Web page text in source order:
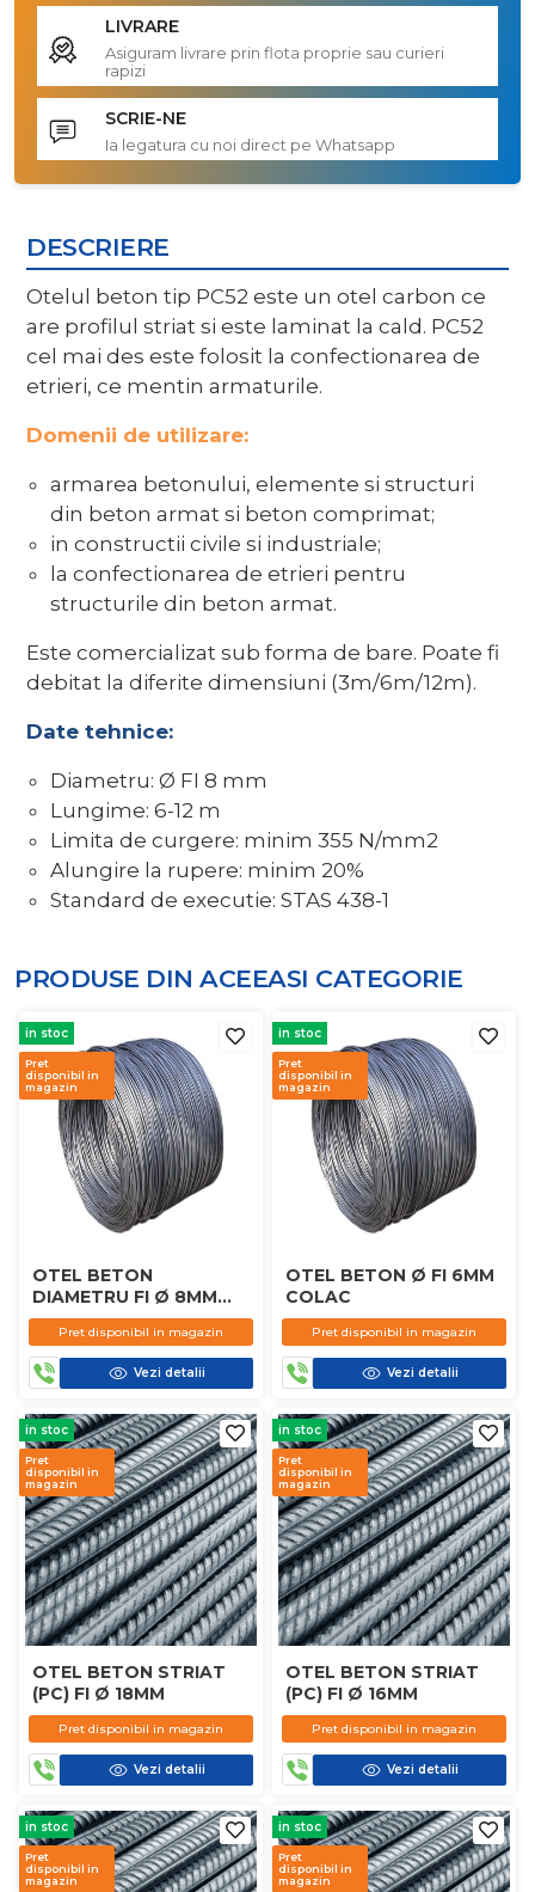
LIVRARE
Asiguram livrare prin flota proprie sau curieri
rapizi
SCRIE-NE
Ia legatura cu noi direct pe Whatsapp
DESCRIERE
Otelul beton tip PC52 este un otel carbon ce
are profilul striat si este laminat la cald. PC52
cel mai des este folosit la confectionarea de
etrieri, ce mentin armaturile.
Domenii de utilizare:
armarea betonului, elemente si structuri
din beton armat si beton comprimat;
in constructii civile si industriale;
la confectionarea de etrieri pentru
structurile din beton armat.
Este comercializat sub forma de bare. Poate fi
debitat la diferite dimensiuni (3m/6m/12m).
Date tehnice:
Diametru: Ø FI 8 mm
Lungime: 6-12 m
Limita de curgere: minim 355 N/mm2
Alungire la rupere: minim 20%
Standard de executie: STAS 438-1
PRODUSE DIN ACEEASI CATEGORIE
in stoc
Pret
disponibil in
magazin
OTEL BETON
DIAMETRU FI Ø 8MM
COLAC
Pret disponibil in magazin
Vezi detalii
in stoc
Pret
disponibil in
magazin
OTEL BETON Ø FI 6MM
COLAC
Pret disponibil in magazin
Vezi detalii
in stoc
Pret
disponibil in
magazin
OTEL BETON STRIAT
(PC) FI Ø 18MM
Pret disponibil in magazin
Vezi detalii
in stoc
Pret
disponibil in
magazin
OTEL BETON STRIAT
(PC) FI Ø 16MM
Pret disponibil in magazin
Vezi detalii
in stoc
Pret
disponibil in
magazin
in stoc
Pret
disponibil in
magazin